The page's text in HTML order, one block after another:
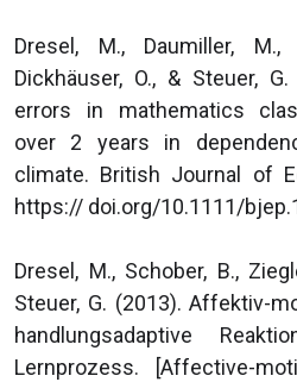
Dresel, M., Daumiller,
Dickhäuser, O., & Steuer,
errors in mathematics
over 2 years in
climate. British Journal of
https:// doi.org/10.1111/
Dresel, M., Schober, B.,
Steuer, G. (2013). Affektiv-
handlungsadaptive
Lernprozess. [Affective-